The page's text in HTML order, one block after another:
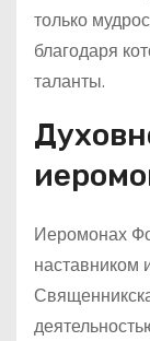
только
благодаря
таланты.
Иеромонах
наставником